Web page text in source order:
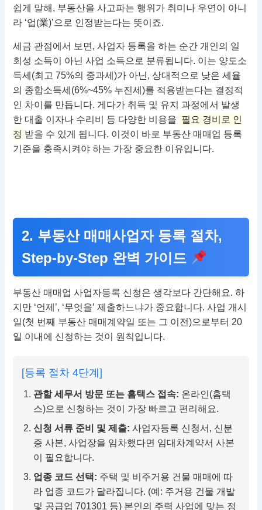
쉽게 말해, 부동산을 사고파는 행위가 취미나 우연이 아니
라 ‘업(業)’으로 인정받는다는 뜻이죠.
세금 관점에서 보면, 사업자 등록을 하는 순간 개인의 일
회성 소득이 아닌 사업 소득으로 분류됩니다. 이는 양도소
득세(최고 75%의 중과세)가 아닌, 상대적으로 낮은 세율
의 종합소득세(6%~45% 누진세)를 적용받는다는 결정적
인 차이를 만듭니다. 게다가 취득 및 유지 과정에서 발생
한 대출 이자나 수리비 등 다양한 비용을 필요 경비로 인
정 받을 수 있게 됩니다. 이것이 바로 부동산 매매업 등록
기준을 충족시켜야 하는 가장 중요한 이유입니다.
2. 부동산 매매사업자 등록 절차,
Step-by-Step 완벽 가이드
부동산 매매업 사업자등록 신청은 생각보다 간단해요. 하
지만 ‘언제’, ‘무엇을’ 제출하느냐가 중요합니다. 사업 개시
일(첫 번째 부동산 매매계약일 또는 그 이전)으로부터 20
일 이내에 신청하는 것이 원칙입니다.
[등록 절차 4단계]
관할 세무서 방문 또는 홈택스 접속: 온라인(홈택
스)으로 신청하는 것이 가장 빠르고 편리해요.
신청 서류 준비 및 제출: 사업자등록 신청서, 신분
증 사본, 사업장을 임차했다면 임대차계약서 사본
이 필요합니다.
업종 코드 선택: 주택 및 비주거용 건물 매매에 따
라 업종 코드가 달라집니다. (예: 주거용 건물 개발
및 공급업 701301 등) 본인의 주력 사업에 맞는 정